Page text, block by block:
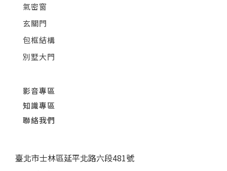
氣密窗
玄關門
包框結構
別墅大門
影音專區
知識專區
聯絡我們
臺北市士林區延平北路六段481號